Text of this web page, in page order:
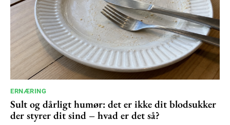
ERNÆRING
Sult og dårligt humør: det er ikke dit blodsukker
der styrer dit sind – hvad er det så?